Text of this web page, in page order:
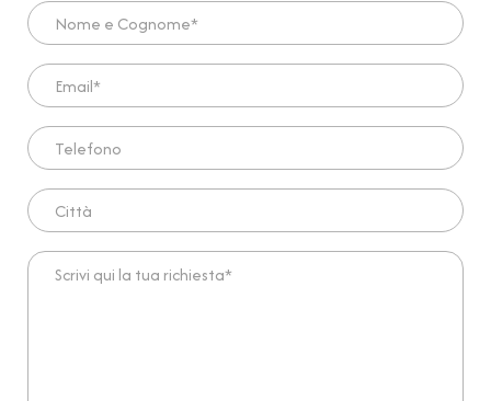
Nome e Cognome*
Email*
Telefono
Città
Scrivi qui la tua richiesta*